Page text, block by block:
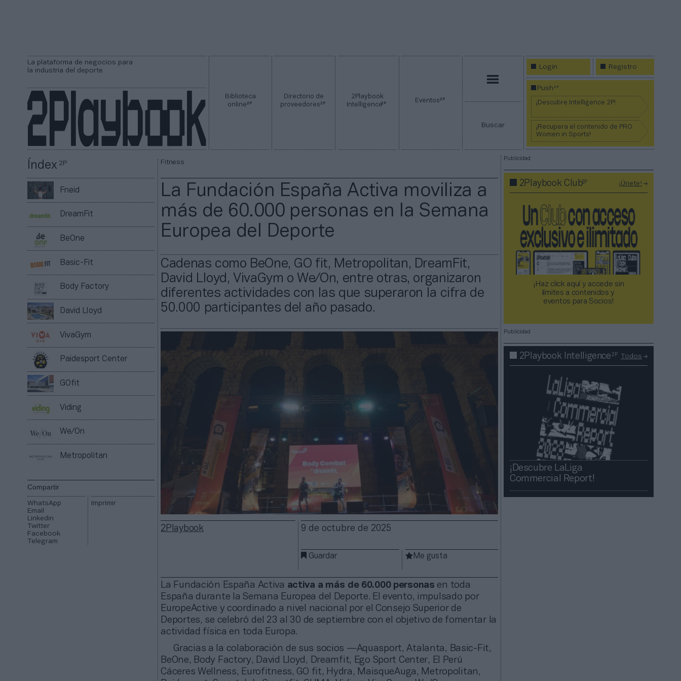
La plataforma de negocios para
la industria del deporte
Biblioteca
online2P
Directorio de
proveedores2P
2Playbook
Intelligence2P Eventos2P
Buscar
Login Registro
Push2P
¡Descubre Intelligence 2P!
¡Recupera el contenido de PRO
Women in Sports!
Índex2P
Fneid
DreamFit
BeOne
Basic-Fit
Body Factory
David Lloyd
VivaGym
Paidesport Center
GOfit
Viding
We/On
Metropolitan
Compartir
WhatsApp
Email
Linkedin
Twitter
Facebook
Telegram
Imprimir
Fitness
La Fundación España Activa moviliza a
más de 60.000 personas en la Semana
Europea del Deporte
Cadenas como BeOne, GO fit, Metropolitan, DreamFit,
David Lloyd, VivaGym o We/On, entre otras, organizaron
diferentes actividades con las que superaron la cifra de
50.000 participantes del año pasado.
2Playbook 9 de octubre de 2025
Guardar Me gusta
La Fundación España Activa activa a más de 60.000 personas en toda
España durante la Semana Europea del Deporte. El evento, impulsado por
EuropeActive y coordinado a nivel nacional por el Consejo Superior de
Deportes, se celebró del 23 al 30 de septiembre con el objetivo de fomentar la
actividad física en toda Europa.
Gracias a la colaboración de sus socios —Aquasport, Atalanta, Basic-Fit,
BeOne, Body Factory, David Lloyd, Dreamfit, Ego Sport Center, El Perú
Cáceres Wellness, Eurofitness, GO fit, Hydra, MaisqueAuga, Metropolitan,
Publicidad
2Playbook Club2P ¡Únete!
¡Haz click aquí y accede sin
límites a contenidos y
eventos para Socios!​​​​​​​
Publicidad
2Playbook Intelligence2P Todos
¡Descubre LaLiga
Commercial Report!​​